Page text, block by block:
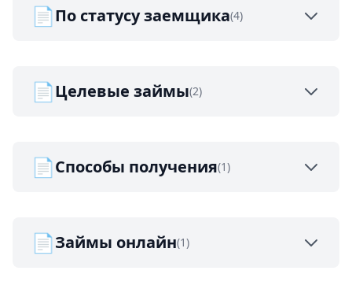
📄По статусу заемщика(4)
📄Целевые займы(2)
📄Способы получения(1)
📄Займы онлайн(1)